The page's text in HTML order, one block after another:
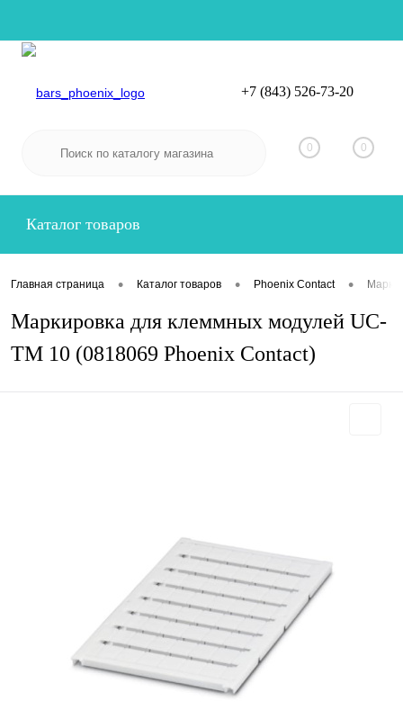
Вход
+7 (843) 526-73-20
0 0
Каталог товаров
Главная страница • Каталог товаров • Phoenix Contact •
Маркировка для клеммных модулей UC-
TM 10 (0818069 Phoenix Contact)